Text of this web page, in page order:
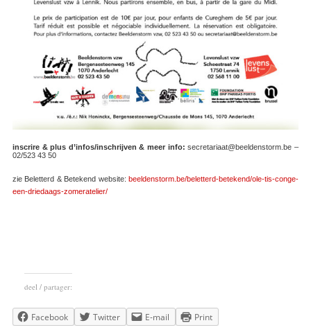
inscrire & plus d’infos/inschrijven & meer info: secretariaat@beeldenstorm.be –
02/523 43 50
zie Beletterd & Betekend website:beeldenstorm.be/beletterd-betekend/ole-tis-conge-
een-driedaags-zomeratelier/
deel / partager:
Facebook Twitter E-mail Print